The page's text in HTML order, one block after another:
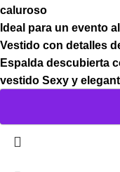
caluroso
Ideal para un evento
Vestido con detalles
Espalda descubierta
vestido Sexy y